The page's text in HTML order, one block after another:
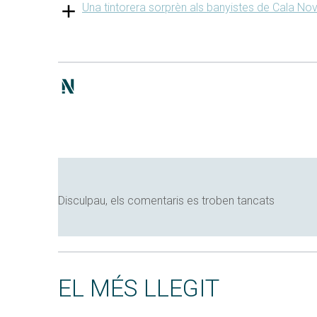
Una tintorera sorprèn als banyistes de Cala
Disculpau, els comentaris es troben tancats
EL MÉS LLEGIT